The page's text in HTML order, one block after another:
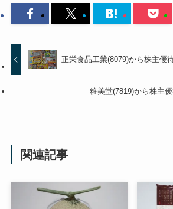
正栄食品工業(8079)から株主優
粧美堂(7819)から株主
関連記事